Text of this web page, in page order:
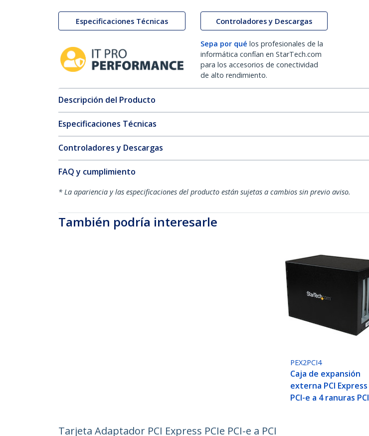
Especificaciones Técnicas Controladores y Descargas
Sepa por qué los profesionales de la
informática confían en StarTech.com
para los accesorios de conectividad
de alto rendimiento.
Descripción del Producto
Especificaciones Técnicas
Controladores y Descargas
FAQ y cumplimiento
* La apariencia y las especificaciones del producto están sujetas a cambios sin previo aviso.
También podría interesarle
PEX2PCI4
Caja de expansión
externa PCI Express
PCI-e a 4 ranuras PCI
Tarjeta Adaptador PCI Express PCIe PCI-e a PCI